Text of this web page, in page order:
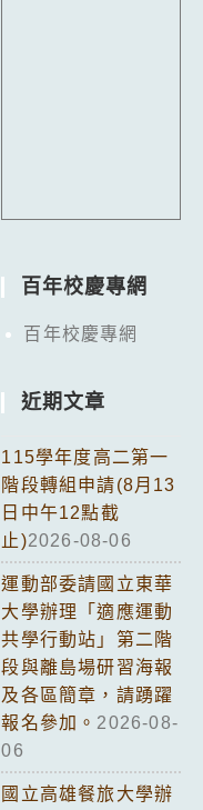
百年校慶專網
百年校慶專網
近期文章
115學年度高二第一
階段轉組申請(8月13
日中午12點截
止)2026-08-06
運動部委請國立東華
大學辦理「適應運動
共學行動站」第二階
段與離島場研習海報
及各區簡章，請踴躍
報名參加。 2026-08-
06
國立高雄餐旅大學辦